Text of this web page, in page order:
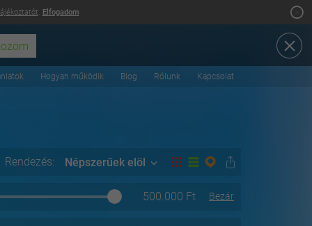
. Elfogadom
Hogyan működik Blog Rólunk Kapcsolat
Rendezés: Népszerűek elöl
Bezár
500.000 Ft